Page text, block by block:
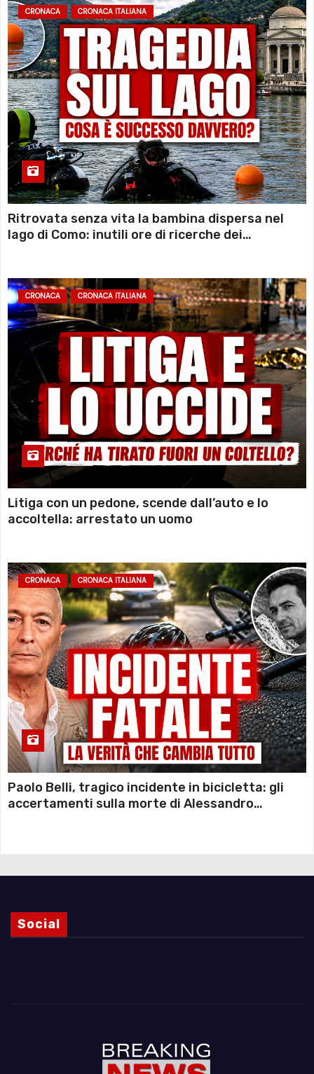
CRONACA CRONACA ITALIANA
Ritrovata senza vita la bambina dispersa nel
lago di Como: inutili ore di ricerche dei
CRONACA CRONACA ITALIANA
Litiga con un pedone, scende dall’auto e lo
accoltella: arrestato un uomo
CRONACA CRONACA ITALIANA
Paolo Belli, tragico incidente in bicicletta: gli
accertamenti sulla morte di Alessandro
Social